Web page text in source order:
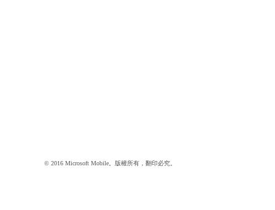
© 2016 Microsoft Mobile。版權所有，翻印必究。